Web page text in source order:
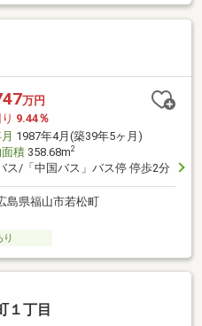
万円
9.44％
1987年4月(築39年5ヶ月)
積358.68m2
ス/「中国バス」バス停 停歩2分
島県福山市若松町
り
１丁目